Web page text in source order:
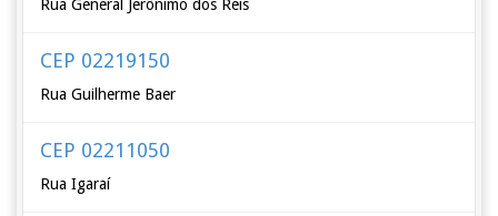
Rua General Jerônimo dos Reis
CEP 02219150
Rua Guilherme Baer
CEP 02211050
Rua Igaraí